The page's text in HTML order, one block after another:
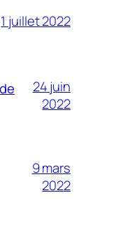
1 juillet 2022
24 juin
2022
9 mars
2022